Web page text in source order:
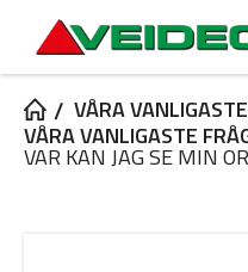
VÅRA
VÅRA VANLIGASTE
VAR KAN JAG SE MIN